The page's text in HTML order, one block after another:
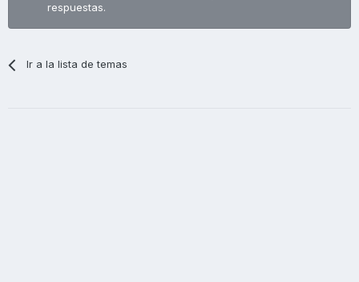
respuestas.
Ir a la lista de temas